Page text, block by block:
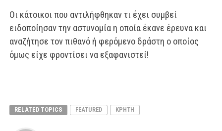
Οι κάτοικοι που αντιλήφθηκαν τι έχει συμβεί
ειδοποίησαν την αστυνομία η οποία έκανε έρευνα και
αναζήτησε τον πιθανό ή φερόμενο δράστη ο οποίος
όμως είχε φροντίσει να εξαφανιστεί!
RELATED TOPICS FEATURED ΚΡΗΤΗ